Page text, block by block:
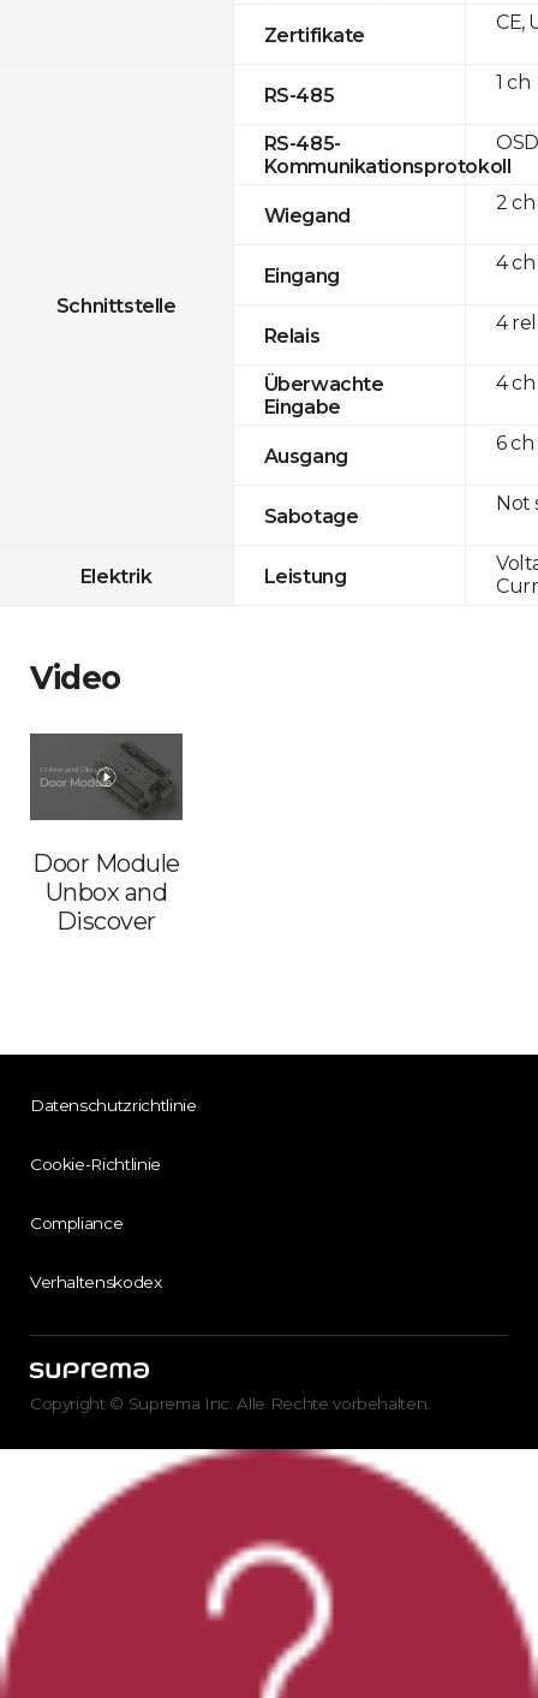
Zertifikate
Schnittstelle
RS-485
RS-485-
Kommunikationsprotokoll
Wiegand
Eingang
Relais
Überwachte
Eingabe
Ausgang
Sabotage
Elektrik Leistung
CE,
1 ch
2
4 ch
4
4 ch
6 ch
Not
Video
Door Module
Unbox and
Discover
Datenschutzrichtlinie
Cookie-Richtlinie
Compliance
Verhaltenskodex
Copyright © Suprema Inc. Alle Rechte vorbehalten.